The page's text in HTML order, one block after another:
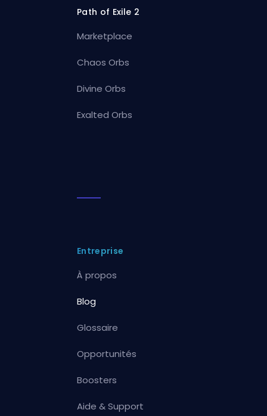
Path of Exile 2
Marketplace
Chaos Orbs
Divine Orbs
Exalted Orbs
Entreprise
À propos
Blog
Glossaire
Opportunités
Boosters
Aide & Support